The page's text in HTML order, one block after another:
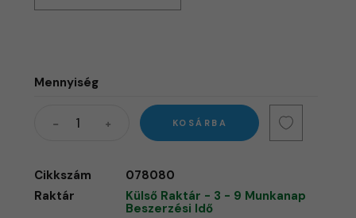
Mennyiség
KOSÁRBA
Cikkszám
078080
Raktár
Külső Raktár - 3 - 9 Munkanap
Beszerzési Idő